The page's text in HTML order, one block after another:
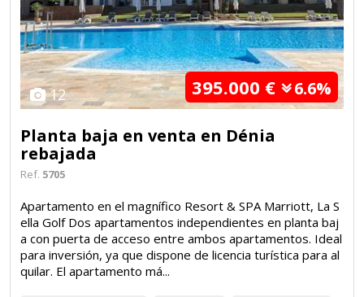
12 395.000 € 6.6%
Planta baja en venta en Dénia
rebajada
Ref. 5705
Apartamento en el magnífico Resort & SPA Marriott, La S
ella Golf Dos apartamentos independientes en planta baj
a con puerta de acceso entre ambos apartamentos. Ideal
para inversión, ya que dispone de licencia turística para al
quilar. El apartamento má...